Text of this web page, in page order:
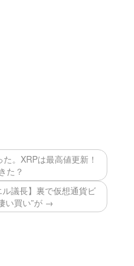
。XRPは最高値更新！
た？
ル議長】裏で仮想通貨ビ
い買い”が →